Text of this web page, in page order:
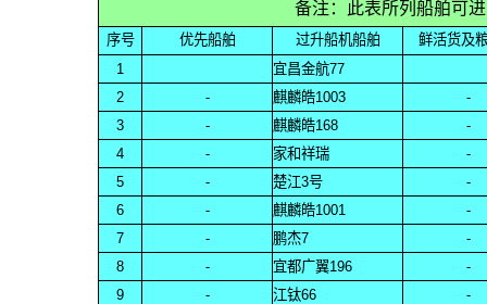
备注：此表所列船舶可
序号 优先船舶 过升船机船舶 鲜活货及
1
宜昌金航77
2
- 麒麟皓1003
-
3
- 麒麟皓168
-
4
- 家和祥瑞
-
5
- 楚江3号
-
6
- 麒麟皓1001
-
7
- 鹏杰7
-
8
- 宜都广翼196
-
9
- 江钛66
-